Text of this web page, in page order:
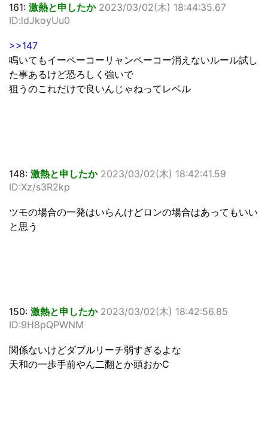
161: 激熱と申したか 2023/03/02(木) 18:44:35.67
ID:ldJkoyUu0
>>147
鳴いてもイーペーコーリャンペーコー消えないルール試し
た事あるけど恐ろしく強いで
狙うのこれだけで良いんじゃねってレベル
148: 激熱と申したか 2023/03/02(木) 18:42:41.59
ID:Xz/s3R2kp
ツモの場合の一発はいらんけどロンの場合はあってもいい
と思う
150: 激熱と申したか 2023/03/02(木) 18:42:56.85
ID:9H8pQPWNM
関係ないけどダブルリーチ弱すぎるよな
天和の一歩手前やん二翻とか頭おかC